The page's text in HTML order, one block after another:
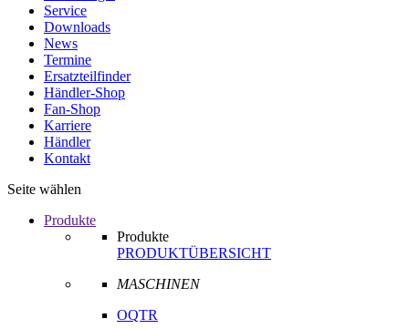
Service
Downloads
News
Termine
Ersatzteilfinder
Händler-Shop
Fan-Shop
Karriere
Händler
Kontakt
Seite wählen
Produkte
Produkte
PRODUKTÜBERSICHT
MASCHINEN
OQTR